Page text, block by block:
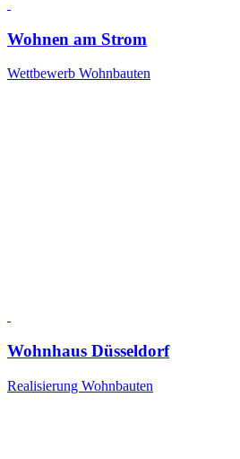
Wohnen am Strom
Wettbewerb Wohnbauten
Wohnhaus Düsseldorf
Realisierung Wohnbauten